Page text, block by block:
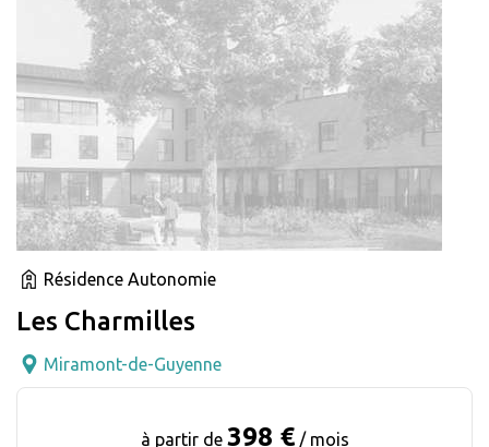
Résidence Autonomie
Les Charmilles
Miramont-de-Guyenne
à partir de 398 € / mois